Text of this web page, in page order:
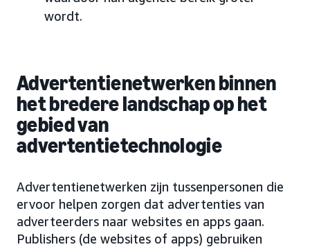
wordt.
Advertentienetwerken binnen
het bredere landschap op het
gebied van
advertentietechnologie
Advertentienetwerken zijn tussenpersonen die
ervoor helpen zorgen dat advertenties van
adverteerders naar websites en apps gaan.
Publishers (de websites of apps) gebruiken